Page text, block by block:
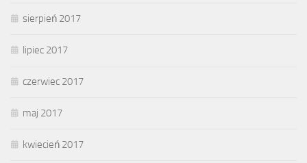
sierpień 2017
lipiec 2017
czerwiec 2017
maj 2017
kwiecień 2017